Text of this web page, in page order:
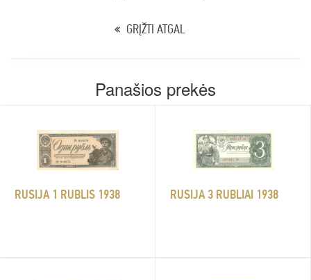
GRĮŽTI ATGAL
Panašios prekės
RUSIJA 1 RUBLIS 1938 RUSIJA 3 RUBLIAI 1938